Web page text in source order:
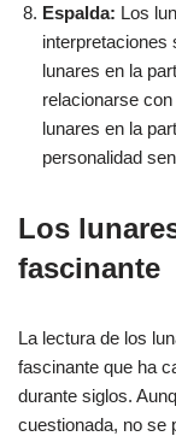
Espalda: Los
interpretaciones
lunares en la
relacionarse
lunares en la
personalidad
Los
fascinante
La lectura de los
fascinante que ha
durante siglos.
cuestionada, no se